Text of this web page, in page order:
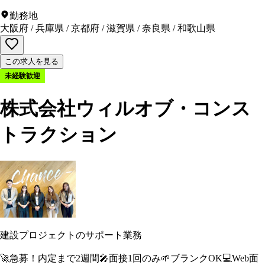
勤務地
大阪府 /兵庫県 /京都府 /滋賀県 /奈良県 /和歌山県
この求人を見る
未経験歓迎
株式会社ウィルオブ・コンス
トラクション
建設プロジェクトのサポート業務
🚀急募！内定まで2週間🎤面接1回のみ🌱ブランクOK💻Web面